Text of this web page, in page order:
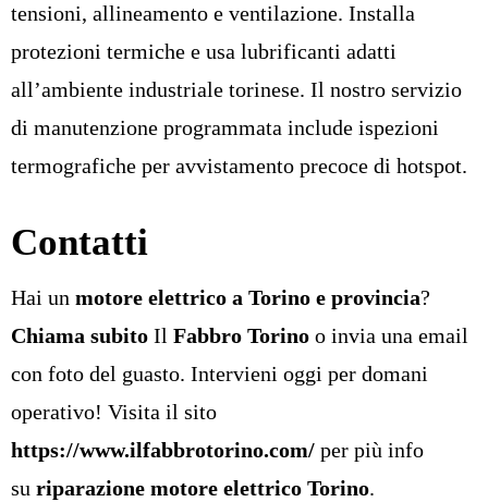
tensioni, allineamento e ventilazione. Installa
protezioni termiche e usa lubrificanti adatti
all’ambiente industriale torinese. Il nostro servizio
di manutenzione programmata include ispezioni
termografiche per avvistamento precoce di hotspot.
Contatti
Hai un motore elettrico a Torino e provincia?
Chiama subito Il Fabbro Torino o invia una email
con foto del guasto. Intervieni oggi per domani
operativo! Visita il sito
https://www.ilfabbrotorino.com/ per più info
su riparazione motore elettrico Torino.